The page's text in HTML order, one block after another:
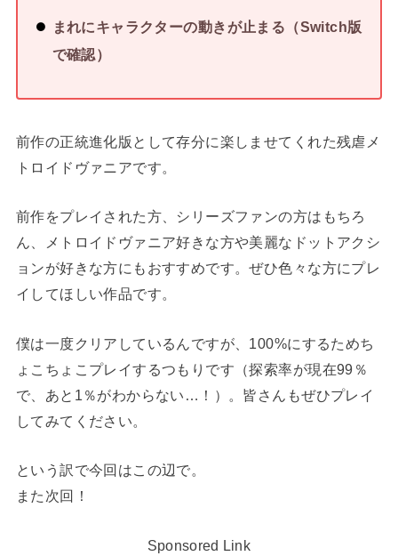
まれにキャラクターの動きが止まる（Switch版
で確認）
前作の正統進化版として存分に楽しませてくれた残虐メ
トロイドヴァニアです。
前作をプレイされた方、シリーズファンの方はもちろ
ん、メトロイドヴァニア好きな方や美麗なドットアクシ
ョンが好きな方にもおすすめです。ぜひ色々な方にプレ
イしてほしい作品です。
僕は一度クリアしているんですが、100%にするためち
ょこちょこプレイするつもりです（探索率が現在99％
で、あと1％がわからない…！）。皆さんもぜひプレイ
してみてください。
という訳で今回はこの辺で。
また次回！
Sponsored Link